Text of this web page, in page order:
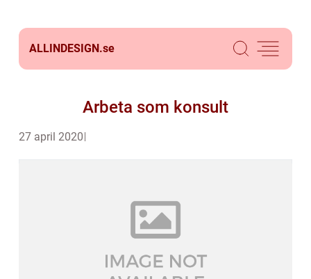
ALLINDESIGN.se
Arbeta som konsult
27 april 2020